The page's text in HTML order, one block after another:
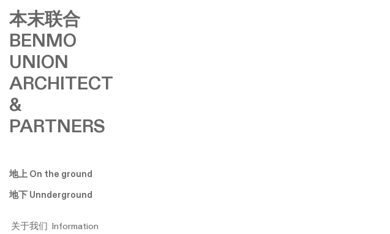
本末联合
BENMO
UNION
ARCHITECT
&
PARTNERS
地上 On the ground
地下 Unnderground
关于我们 Information